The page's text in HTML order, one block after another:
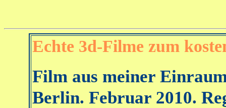
Echte 3d-Filme zum
Film aus meiner
Berlin. Februar 2010.